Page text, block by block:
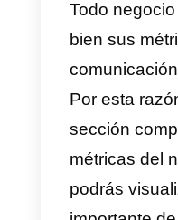
1) Se
canales
Integra
conectar